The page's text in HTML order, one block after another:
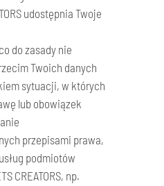
udostępnia Twoje
co do zasady nie
Twoich danych
sytuacji, w których
lub obowiązek
przepisami prawa,
podmiotów
CREATORS, np.